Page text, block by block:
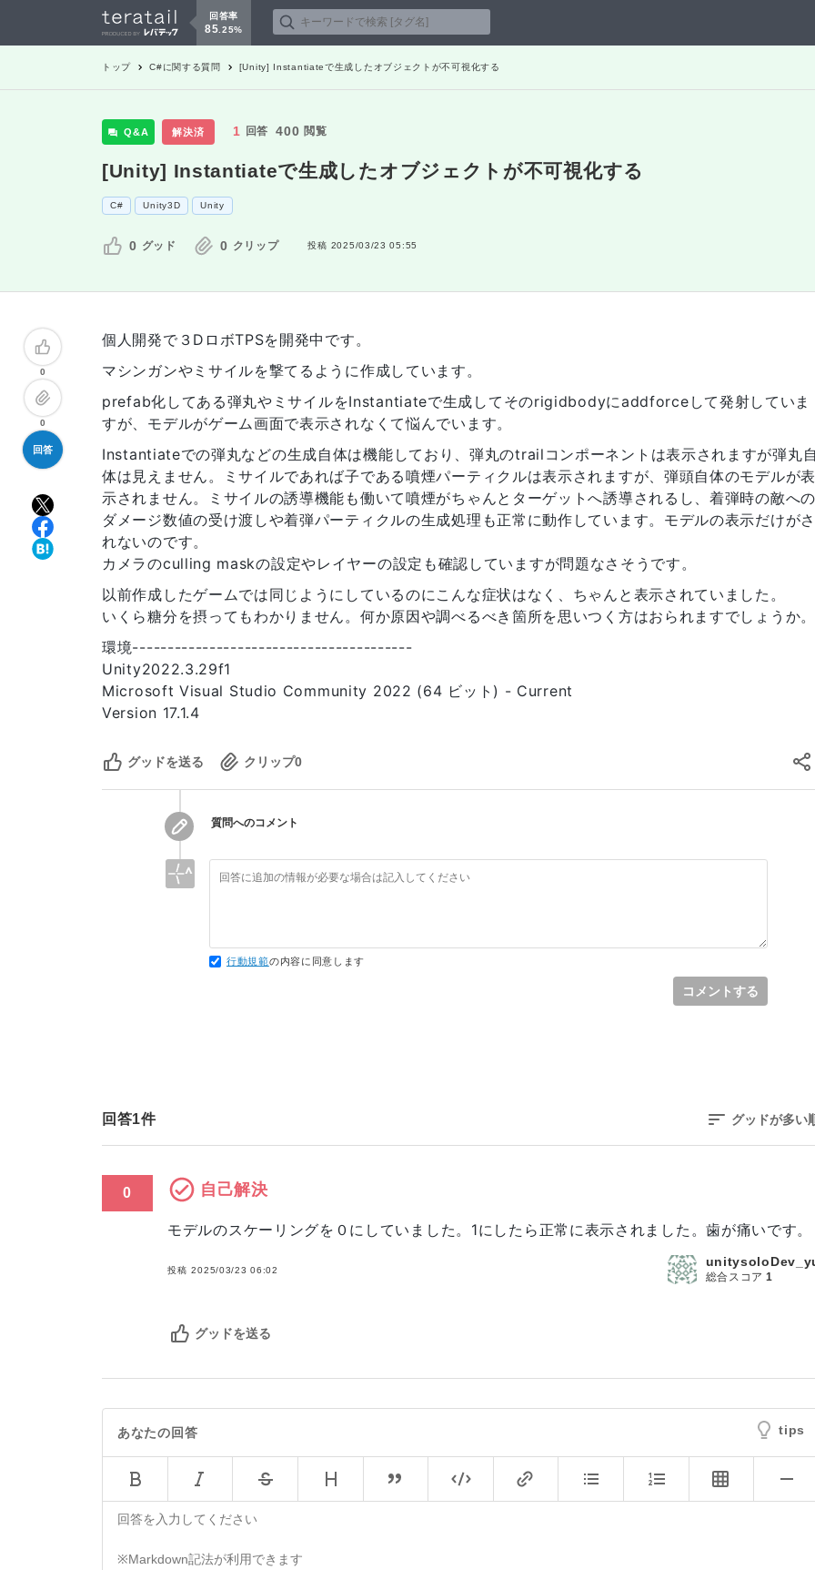
回答率
85 25%
トップ C#に関する質問 [Unity] Instantiateで生成したオブジェクトが不可視化する
Q&A 解決済 1 回答 400 閲覧
[Unity] Instantiateで生成したオブジェクトが不可視化する
C# Unity3D Unity
0 グッド 0 クリップ 投稿 2025/03/23 05:55
0
0
回答
個人開発で３DロボTPSを開発中です。
マシンガンやミサイルを撃てるように作成しています。
prefab化してある弾丸やミサイルをInstantiateで生成してそのrigidbodyにaddforceして発射していま
すが、モデルがゲーム画面で表示されなくて悩んでいます。
Instantiateでの弾丸などの生成自体は機能しており、弾丸のtrailコンポーネントは表示されますが弾丸
体は見えません。ミサイルであれば子である噴煙パーティクルは表示されますが、弾頭自体のモデルが表
示されません。ミサイルの誘導機能も働いて噴煙がちゃんとターゲットへ誘導されるし、着弾時の敵への
ダメージ数値の受け渡しや着弾パーティクルの生成処理も正常に動作しています。モデルの表示だけがさ
れないのです。
カメラのculling maskの設定やレイヤーの設定も確認していますが問題なさそうです。
以前作成したゲームでは同じようにしているのにこんな症状はなく、ちゃんと表示されていました。
いくら糖分を摂ってもわかりません。何か原因や調べるべき箇所を思いつく方はおられますでしょうか。
環境----------------------------------------
Unity2022.3.29f1
Microsoft Visual Studio Community 2022 (64 ビット) - Current
Version 17.1.4
グッドを送る クリップ0
質問へのコメント
行動規範の内容に同意します
コメントする
回答1件 グッドが多い
0 自己解決
モデルのスケーリングを０にしていました。1にしたら正常に表示されました。歯が痛いです。
投稿 2025/03/23 06:02
総合スコア 1
グッドを送る
あなたの回答 tips